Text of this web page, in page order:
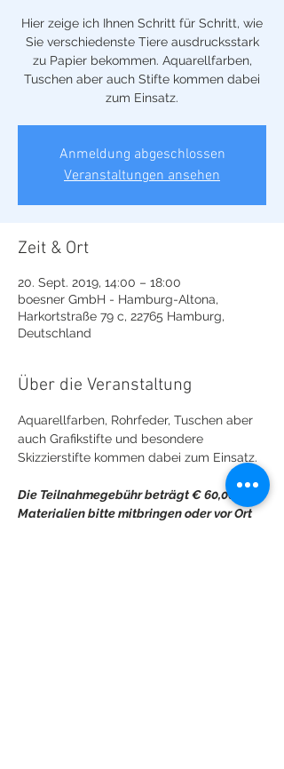
Hier zeige ich Ihnen Schritt für Schritt, wie
Sie verschiedenste Tiere ausdrucksstark
zu Papier bekommen. Aquarellfarben,
Tuschen aber auch Stifte kommen dabei
zum Einsatz.
Anmeldung abgeschlossen
Veranstaltungen ansehen
Zeit & Ort
20. Sept. 2019, 14:00 – 18:00
boesner GmbH - Hamburg-Altona,
Harkortstraße 79 c, 22765 Hamburg,
Deutschland
Über die Veranstaltung
Aquarellfarben, Rohrfeder, Tuschen aber
auch Grafikstifte und besondere
Die Teilnahmegebühr beträgt € 60,00.
Materialien bitte mitbringen oder vor Ort